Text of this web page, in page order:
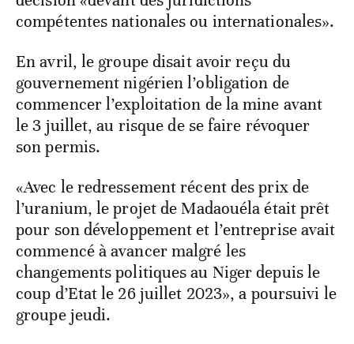
compétentes nationales ou internationales».
En avril, le groupe disait avoir reçu du
gouvernement nigérien l’obligation de
commencer l’exploitation de la mine avant
le 3 juillet, au risque de se faire révoquer
son permis.
«Avec le redressement récent des prix de
l’uranium, le projet de Madaouéla était prêt
pour son développement et l’entreprise avait
commencé à avancer malgré les
changements politiques au Niger depuis le
coup d’Etat le 26 juillet 2023», a poursuivi le
groupe jeudi.